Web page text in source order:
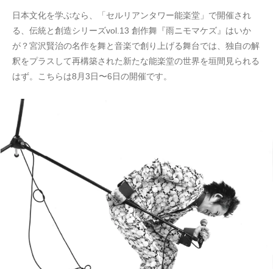
日本文化を学ぶなら、「セルリアンタワー能楽堂」で開催され
る、伝統と創造シリーズvol.13 創作舞『雨ニモマケズ』はいか
が？宮沢賢治の名作を舞と音楽で創り上げる舞台では、独自の解
釈をプラスして再構築された新たな能楽堂の世界を垣間見られる
はず。こちらは8月3日〜6日の開催です。